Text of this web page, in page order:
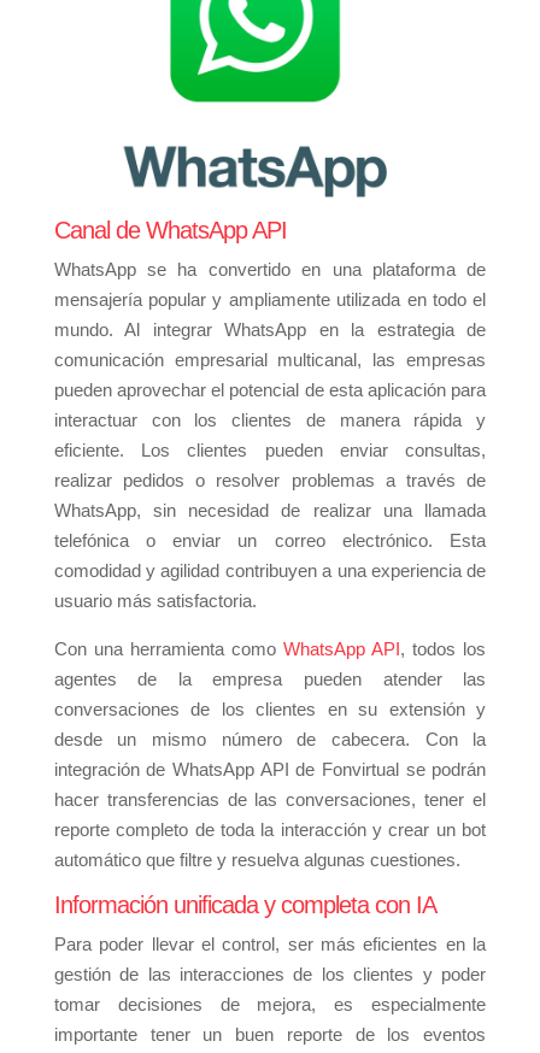
Canal de WhatsApp API
WhatsApp se ha convertido en una plataforma de
mensajería popular y ampliamente utilizada en todo el
mundo. Al integrar WhatsApp en la estrategia de
comunicación empresarial multicanal, las empresas
pueden aprovechar el potencial de esta aplicación para
interactuar con los clientes de manera rápida y
eficiente. Los clientes pueden enviar consultas,
realizar pedidos o resolver problemas a través de
WhatsApp, sin necesidad de realizar una llamada
telefónica o enviar un correo electrónico. Esta
comodidad y agilidad contribuyen a una experiencia de
usuario más satisfactoria.
Con una herramienta comoWhatsApp API, todos los
agentes de la empresa pueden atender las
conversaciones de los clientes en su extensión y
desde un mismo número de cabecera. Con la
integración de WhatsApp API de Fonvirtual se podrán
hacer transferencias de las conversaciones, tener el
reporte completo de toda la interacción y crear un bot
automático que filtre y resuelva algunas cuestiones.
Información unificada y completa con IA
Para poder llevar el control, ser más eficientes en la
gestión de las interacciones de los clientes y poder
tomar decisiones de mejora, es especialmente
importante tener un buen reporte de los eventos